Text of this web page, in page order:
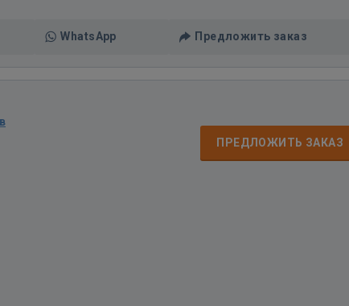
WhatsApp Предложить заказ
ПРЕДЛОЖИТЬ ЗАКАЗ